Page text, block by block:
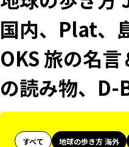
国内、Plat、
OKS 旅の名
の読み物、D-
すべて 地球の歩き方 海外